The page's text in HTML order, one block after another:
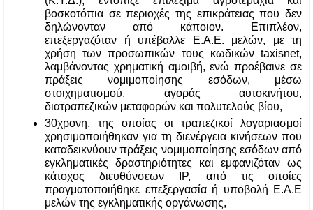
βοσκοτόπια σε περιοχές της επικράτειας που δεν
δηλώνονταν από κάποιον. Επιπλέον,
επεξεργαζόταν ή υπέβαλλε Ε.Α.Ε. μελών, με τη
χρήση των προσωπικών τους κωδικών taxisnet,
λαμβάνοντας χρηματική αμοιβή, ενώ προέβαινε σε
πράξεις νομιμοποίησης εσόδων, μέσω
στοιχηματισμού, αγοράς αυτοκινήτου,
διατραπεζικών μεταφορών και πολυτελούς βίου,
30χρονη, της οποίας οι τραπεζικοί λογαριασμοί
χρησιμοποιήθηκαν για τη διενέργεια κινήσεων που
καταδεικνύουν πράξεις νομιμοποίησης εσόδων από
εγκληματικές δραστηριότητες και εμφανιζόταν ως
κάτοχος διευθύνσεων IP, από τις οποίες
πραγματοποιήθηκε επεξεργασία ή υποβολή Ε.Α.Ε
μελών της εγκληματικής οργάνωσης,